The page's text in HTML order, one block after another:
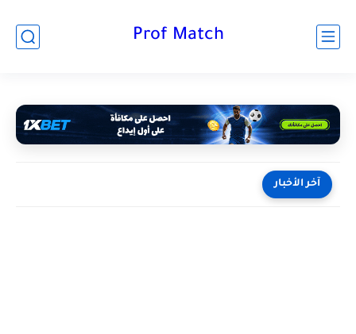
Prof Match
آخر الأخبار